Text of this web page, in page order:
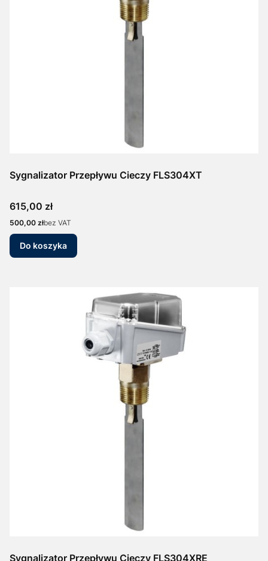
Sygnalizator Przepływu Cieczy FLS304XT
Cena
615,00 zł
Cena
500,00 złbez VAT
Do koszyka
Sygnalizator Przepływu Cieczy FLS304XRE